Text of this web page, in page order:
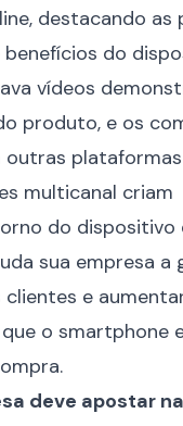
destacando as
do
vídeos
produto, e os
outras
multicanal criam
do dispositivo
sua empresa a
e
o smartphone
deve apostar